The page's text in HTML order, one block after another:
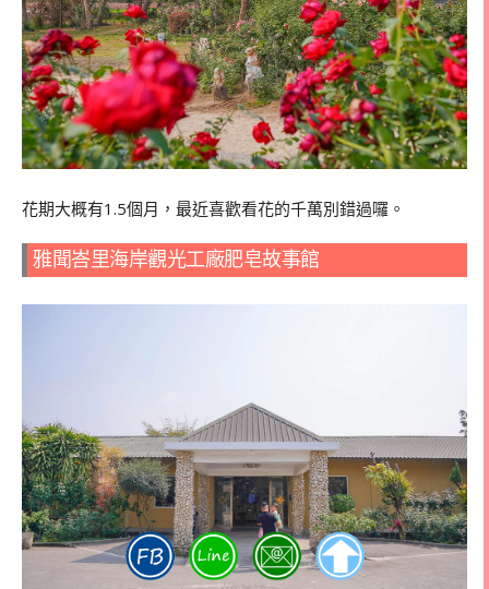
花期大概有1.5個月，最近喜歡看花的千萬別錯過囉。
雅聞峇里海岸觀光工廠肥皂故事館